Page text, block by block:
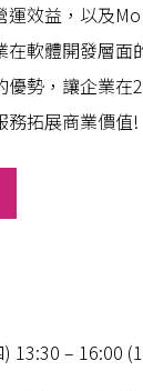
效益，以及
在軟體開發層面
優勢，讓企業在
務拓展商業價值!
13:30 – 16:00